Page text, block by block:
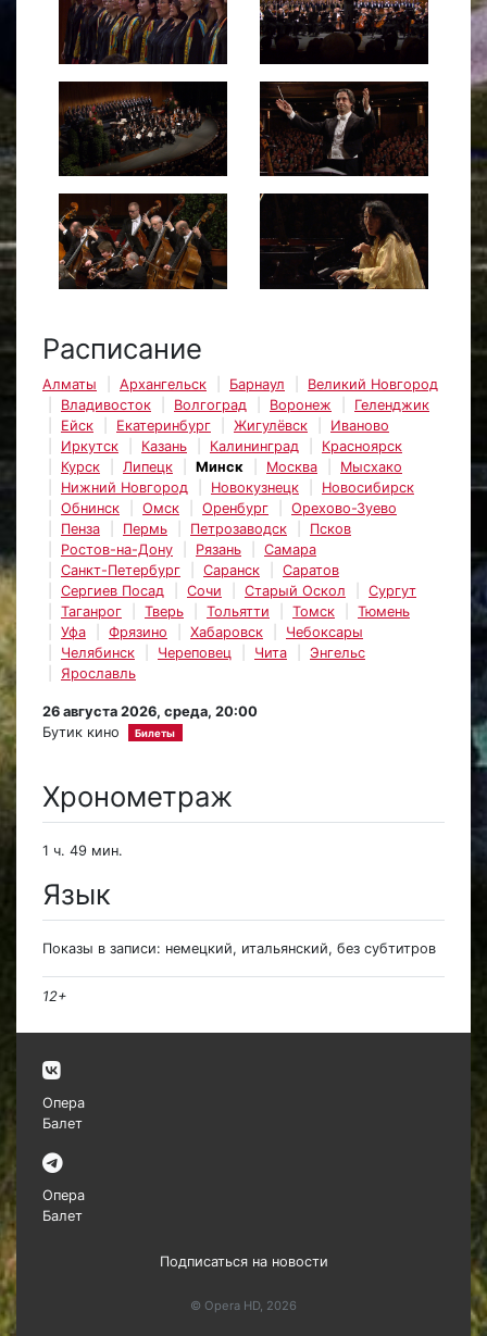
Расписание
Алматы Архангельск Барнаул
Великий Новгород
Владивосток
Волгоград Воронеж
Геленджик
Ейск
Екатеринбург Жигулёвск
Иваново
Иркутск
Казань Калининград
Красноярск
Курск
Липецк Минск Москва
Мысхако
Нижний Новгород
Новокузнецк
Новосибирск
Обнинск
Омск Оренбург
Орехово-Зуево
Пенза
Пермь Петрозаводск
Псков
Ростов-на-Дону
Рязань
Самара
Санкт-Петербург
Саранск
Саратов
Сергиев Посад
Сочи Старый Оскол
Сургут
Таганрог
Тверь Тольятти Томск
Тюмень
Уфа
Фрязино Хабаровск
Чебоксары
Челябинск
Череповец Чита
Энгельс
Ярославль
26 августа 2026, среда, 20:00
Бутик кино
Билеты
Хронометраж
1 ч. 49 мин.
Язык
Показы в записи: немецкий, итальянский, без субтитров
12+
Опера
Балет
Опера
Балет
Подписаться на новости
© Opera HD, 2026